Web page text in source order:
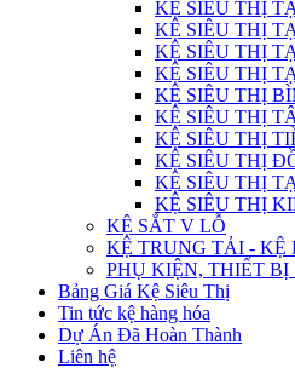
KỆ SIÊU THỊ
KỆ SIÊU THỊ
KỆ SIÊU THỊ
KỆ SIÊU THỊ
KỆ SIÊU THỊ
KỆ SIÊU THỊ
KỆ SIÊU THỊ
KỆ SIÊU THỊ
KỆ SIÊU THỊ
KỆ SIÊU THỊ
KỆ SẮT V LỖ
KỆ TRUNG TẢI - KỆ
PHỤ KIỆN, THIẾT
Bảng Giá Kệ Siêu Thị
Tin tức kệ hàng hóa
Dự Án Đã Hoàn Thành
Liên hệ